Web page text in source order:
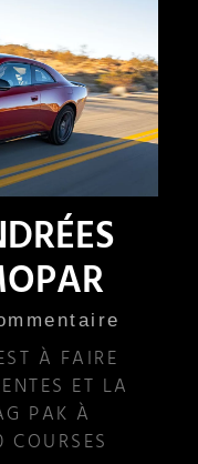
À FAIRE
ET LA
PAK À